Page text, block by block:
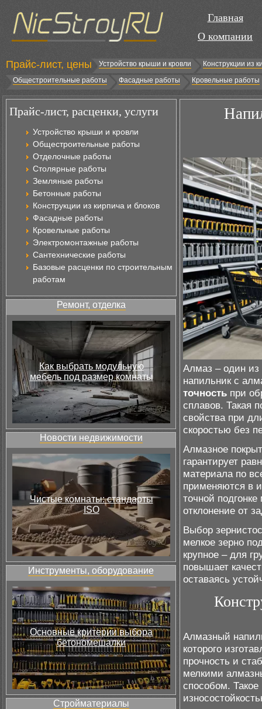
Главная
О компании
Прайс-лист, цены Устройство крыши и кровли
Конструкции из
Общестроительные работы
Фасадные работы Кровельные работы
Прайс-лист, расценки, услуги
Устройство крыши и кровли
Общестроительные работы
Отделочные работы
Столярные работы
Земляные работы
Бетонные работы
Конструкции из кирпича и блоков
Фасадные работы
Кровельные работы
Электромонтажные работы
Сантехнические работы
Базовые расценки по строительным
работам
Ремонт, отделка
Как выбрать модульную
мебель под размер комнаты
Новости недвижимости
Чистые комнаты: стандарты
ISO
Инструменты, оборудование
Основные критерии выбора
бетономешалки
Стройматериалы
Алмаз – один
напильник с
точность при
сплавов. Такая
свойства при
скоростью без
Алмазное
гарантирует
материала по
применяются в
точной
отклонение от
Выбор
мелкое зерно
крупное – для
повышает
оставаясь
Алмазный
которого
прочность и
мелкими
способом.